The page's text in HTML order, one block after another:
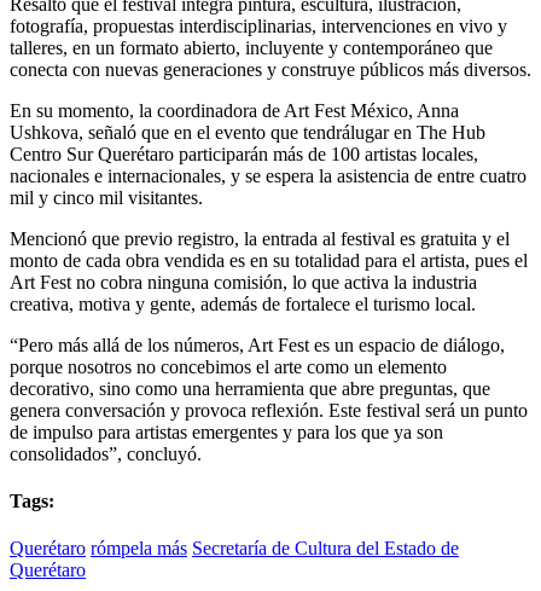
fotografía, propuestas interdisciplinarias, intervenciones en vivo y
talleres, en un formato abierto, incluyente y contemporáneo que
conecta con nuevas generaciones y construye públicos más diversos.
En su momento, la coordinadora de Art Fest México, Anna
Ushkova, señaló que en el evento que tendrálugar en The Hub
Centro Sur Querétaro participarán más de 100 artistas locales,
nacionales e internacionales, y se espera la asistencia de entre cuatro
mil y cinco mil visitantes.
Mencionó que previo registro, la entrada al festival es gratuita y el
monto de cada obra vendida es en su totalidad para el artista, pues el
Art Fest no cobra ninguna comisión, lo que activa la industria
creativa, motiva y gente, además de fortalece el turismo local.
“Pero más allá de los números, Art Fest es un espacio de diálogo,
porque nosotros no concebimos el arte como un elemento
decorativo, sino como una herramienta que abre preguntas, que
genera conversación y provoca reflexión. Este festival será un punto
de impulso para artistas emergentes y para los que ya son
consolidados”, concluyó.
Tags:
Querétaro rómpela más Secretaría de Cultura del Estado de
Querétaro